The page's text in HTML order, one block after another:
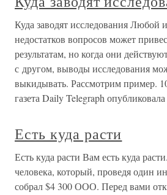
Куда заводят исследования Любой
недостатков вопросов может
результатам, но когда они
с другом, выводы исследования
выкидывать. Рассмотрим пример.
газета Daily Telegraph опубликовала
Есть куда расти
Есть куда расти Вам есть куда
человека, который, проведя один
собрал $4 300 ООО. Перед вами